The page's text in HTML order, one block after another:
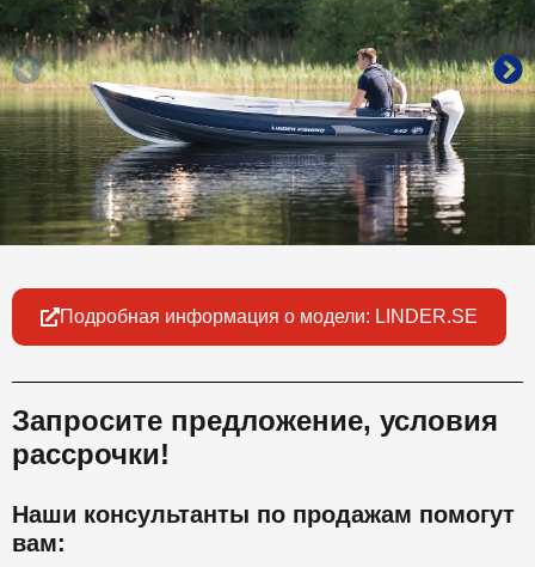
Подробная информация о модели: LINDER.SE
Запросите предложение, условия
рассрочки!
Наши консультанты по продажам помогут
вам: